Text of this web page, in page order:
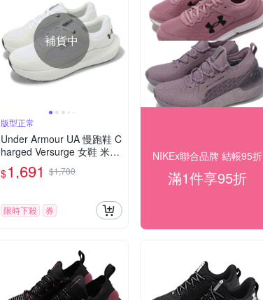
補貨中
版型正常
Under Armour UA 慢跑鞋 C
harged Versurge 女鞋 米白
運動鞋 緩震 回彈 30284061
03
$1,691 $1,780
限時下殺 券
NIKEx聯合品牌 結帳95折
滿1件享95折